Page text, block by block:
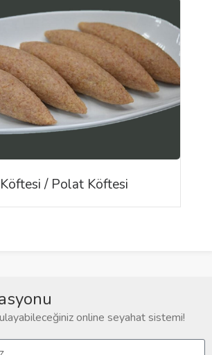
/ Polat Köftesi
online seyahat sistemi!